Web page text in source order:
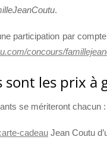
.
participation par
concours/
sont les prix à
se mériteront chacun :
cadeau Jean Coutu